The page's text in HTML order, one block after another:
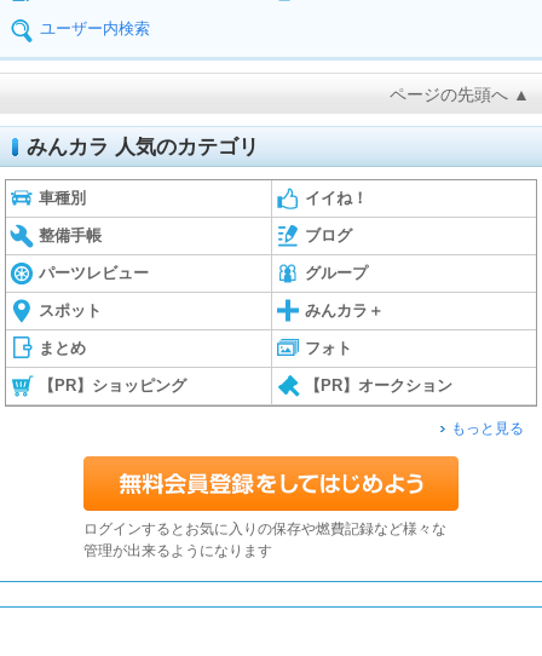
ユーザー内検索
ページの先頭へ ▲
みんカラ 人気のカテゴリ
車種別 イイね！
整備手帳 ブログ
パーツレビュー グループ
スポット みんカラ＋
まとめ フォト
【PR】ショッピング 【PR】オークション
もっと見る
ログインするとお気に入りの保存や燃費記録など様々な
管理が出来るようになります